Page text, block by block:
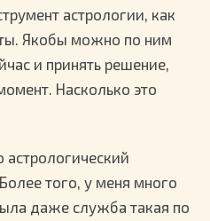
астрологии, как
Якобы можно по ним
и принять решение,
Насколько это
астрологический
того, у меня много
даже служба такая по